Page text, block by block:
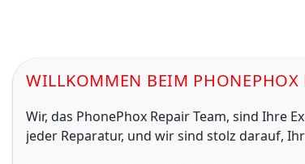
WILLKOMMEN BEIM PHONEPHOX
Wir, das PhonePhox Repair Team, sind Ihre
jeder Reparatur, und wir sind stolz darauf,